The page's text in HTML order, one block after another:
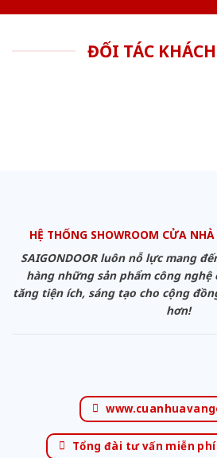
ĐỐI TÁC
HỆ THỐNG SHOWROOM CỬA
SAIGONDOOR luôn nỗ lực mang
hàng những sản phẩm công nghệ
tăng tiện ích, sáng tạo cho cộng
hơn!
Tổng đài tư vấn miễn